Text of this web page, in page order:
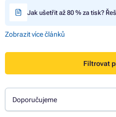
Jak ušetřit až 80 % za tisk?
Zobrazit více článků
Filtrovat
Doporučujeme